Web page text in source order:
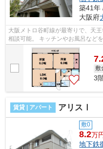
築41年
大阪府
大阪メトロ谷町線が最寄りで、天
相談可能。 キッチンやお風呂などを入れ替えております。ぜひ一度ご内覧く
ださいませ！
敷
3
賃貸 | アパート アリスⅠ
敷0
8.2万
地下鉄